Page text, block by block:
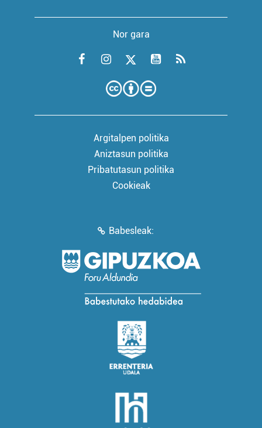
Nor gara
Argitalpen politika
Aniztasun politika
Pribatutasun politika
Cookieak
Babesleak: